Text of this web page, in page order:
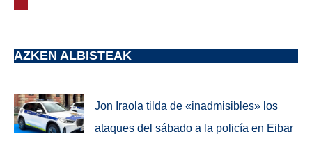
AZKEN ALBISTEAK
Jon Iraola tilda de «inadmisibles» los
ataques del sábado a la policía en Eibar